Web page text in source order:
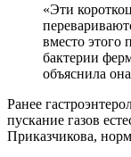
«Эти
вместо этого
бактерии
объяснила
Ранее
пускание газов
Приказчикова,